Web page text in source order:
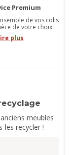
Premium
de vos colis
de votre choix.
plus
meubles
les recycler !